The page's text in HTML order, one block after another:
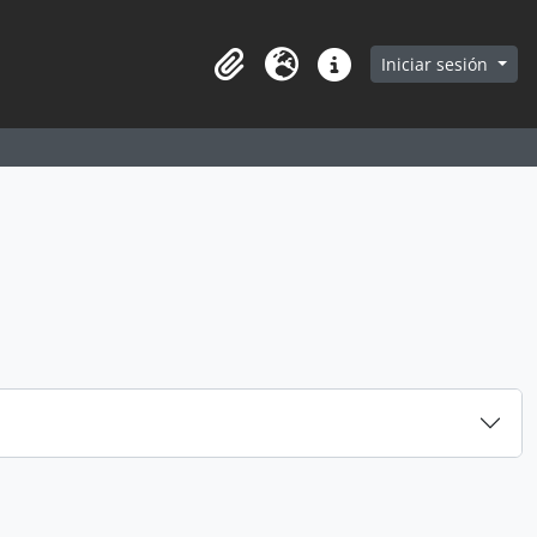
in browse page
Portapapeles
Idioma Enlaces rápidos
Iniciar sesión